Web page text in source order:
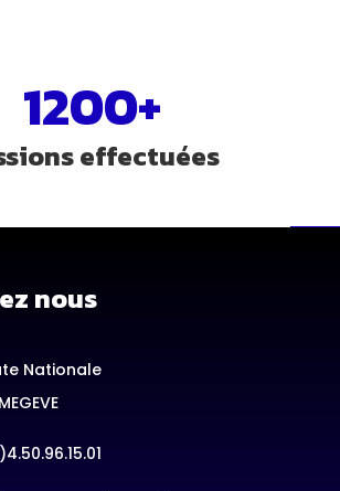
1200+
effectuées
nous
Nationale